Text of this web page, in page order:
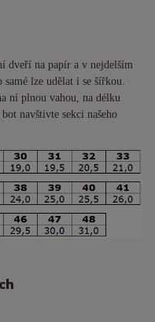
dveří na papír a v nejdelším
lze udělat i se šířkou.
ní plnou vahou, na délku
navštivte sekci našeho